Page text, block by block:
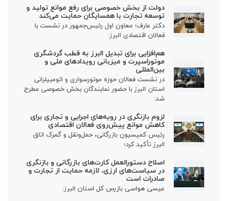
دولت از بخش خصوصی برای رفع موانع تولید و
توسعه تجارت با همسایگان حمایت می‌کند
دکتر عارف؛ معاون اول رئیس‌جمهور در نشست با
فعالان اقتصادی البرز:
هم‌افزایی برای تبدیل البرز به قطب گردشگری
موتوراسپرت و میزبانی رویدادهای ملی و
بین‌المللی
در نشست فعالان حوزه موتورسواری و اتومبیلرانی
استان البرز با حضور نمایندگان بخش خصوصی مطرح
شد:
لزوم بازنگری در رویه‌های اجرایی و تجاری برای
کاهش موانع پیش‌روی فعالان اقتصادی
رئیس کمیسیون بازرگانی، حمل‌ونقل و گمرک اتاق
البرز تأکید کرد؛
اصلاح دستورالعمل کارت‌های بازرگانی و بازنگری
در سیاست‌های ارزی، لازمه حمایت از تجارت و
صادرات است
عیسی هواسی بازرس کل استان البرز: